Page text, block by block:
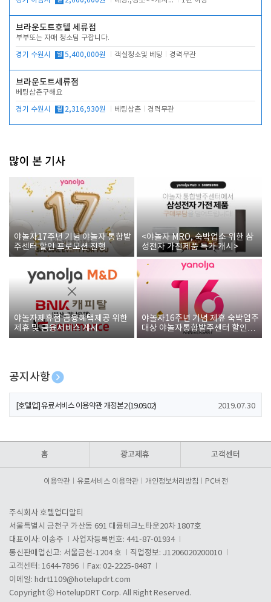
브라운도트호텔 세류점
부부또는 자매 청소팀 구합니다.
경기 수원시 월 5,400,000원 객실청소및 베팅 경력무관
브라운도트세류점
베팅삼촌구해요
경기 수원시 월 2,316,930원 베팅삼촌 경력무관
많이 본 기사
야놀자17주년 기념 야놀자 통합발
주센터 할인 프로모션 진행
<야놀자 MRO, 숙박업소 위한 삼
성전자 가전제품 특가 개시>
야놀자제휴점 금융혜택제공 위한
제휴 및 금융서비스 게시
야놀자16주년 기념 제휴 숙박업주
대상 야놀자통합발주센터 할인쿠
폰 증정
공지사항
[호텔업] 개인정보 처리방침 개정본1 (19.09.02)
[호텔업] 유료서비스 이용약관 개정본2 (19.09.02) 2019.07.30
홈 광고제휴 고객센터
이용약관 유료서비스 이용약관 개인정보처리방침 PC버전
주식회사 호텔업디알티
서울특별시 금천구 가산동 691 대륭테크노타운20차 1807호
대표이사: 이송주
사업자등록번호: 441-87-01934
통신판매업신고: 서울금천-1204 호
직업정보: J1206020200010
고객센터: 1644-7896
Fax: 02-2225-8487
이메일: hdrt1109@hotelupdrt.com
Copyright ⓒ HotelupDRT Corp. All Right Reserved.